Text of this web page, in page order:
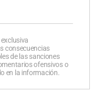
consecuencias
de las sanciones
ofensivos o
en la información.